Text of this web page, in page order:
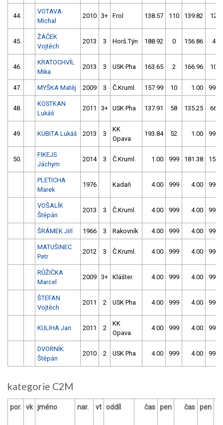
44.
VOTAVA
Michal
2010 3+ Frol 138.57 110 139.82 12
45.
ŽÁČEK
Vojtěch
2013 3 Horš.Týn 188.92 0 156.86 4
46.
KRATOCHVÍL
Mika
2013 3 USK Pha 163.65 2 166.96 10
47. MYŠKA Matěj 2009 3 Č.Kruml. 157.99 10 1.00 999
48.
KOSTKAN
Lukáš
2011 3+ USK Pha 137.91 58 135.25 66
49. KUBITA Lukáš 2013 3
KK
Opava
193.84 52 1.00 999
50.
FIKEJS
Jáchym
2014 3 Č.Kruml. 1.00 999 181.38 156
PLETICHA
Marek
1976 Kadaň 4.00 999 4.00 999
VOŠALÍK
Štěpán
2013 3 Č.Kruml. 4.00 999 4.00 999
ŠRÁMEK Jiří 1966 3 Rakovník 4.00 999 4.00 999
MATUŠINEC
Petr
2012 3 Č.Kruml. 4.00 999 4.00 999
RŮŽIČKA
Marcel
2009 3+ Klášter. 4.00 999 4.00 999
ŠTEFAN
Vojtěch
2011 2 USK Pha 4.00 999 4.00 999
KULIHA Jan 2011 2
KK
Opava
4.00 999 4.00 999
DVORNÍK
Štěpán
2010 2 USK Pha 4.00 999 4.00 999
kategorie C2M
por. vk jméno nar. vt oddíl čas pen čas pen